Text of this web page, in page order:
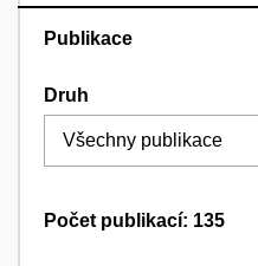
Publikace
Druh
Počet publikací: 135